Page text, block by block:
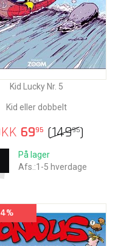
Kid Lucky Nr. 5
Kid eller dobbelt
6995 (14995)
På lager
Afs.:1-5 hverdage